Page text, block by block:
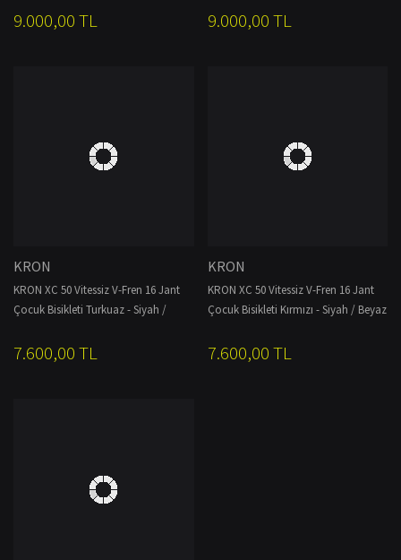
9.000,00 TL 9.000,00 TL
KRON
KRON XC 50 Vitessiz V-Fren 16 Jant
Çocuk Bisikleti Turkuaz - Siyah /
7.600,00 TL
KRON
KRON XC 50 Vitessiz V-Fren 16 Jant
Çocuk Bisikleti Kırmızı - Siyah / Beyaz
7.600,00 TL